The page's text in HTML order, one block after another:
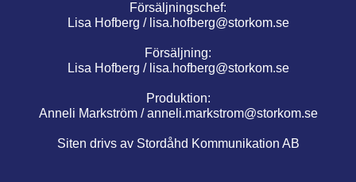
Försäljningschef:
Lisa Hofberg / lisa.hofberg@storkom.se
Försäljning:
Lisa Hofberg / lisa.hofberg@storkom.se
Produktion:
Anneli Markström /anneli.markstrom@storkom.se
Siten drivs av Stordåhd Kommunikation AB